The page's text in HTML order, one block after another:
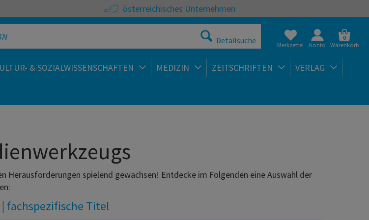
österreichisches Unternehmen
Detailsuche Merkzettel Konto
0
Warenkorb
& SOZIALWISSENSCHAFTEN MEDIZIN ZEITSCHRIFTEN VERLAG
Herausforderungen spielend gewachsen! Entdecke im Folgenden eine Auswahl der
| fachspezifische Titel